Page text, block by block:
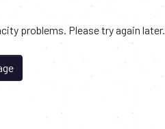
problems. Please try again later.